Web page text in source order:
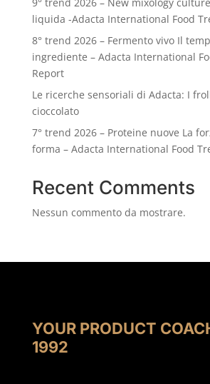
liquida -Adacta International Food
8° trend 2026 – Fermento vivo Il
ingrediente – Adacta International
Report
Le ricerche sensoriali di Adacta: I
cioccolato
7° trend 2026 – Proteine nuove La
forma – Adacta International Food
Recent Comments
Nessun commento da mostrare.
YOUR PRODUCT
1992